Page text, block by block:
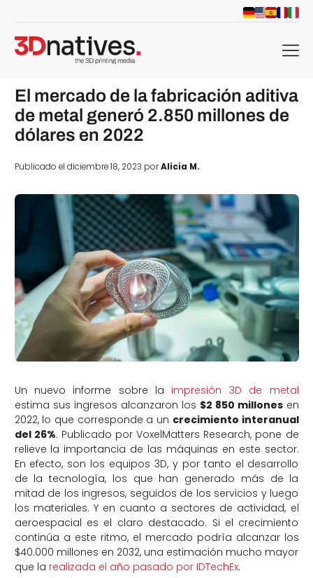
menu
El mercado de la fabricación aditiva
de metal generó 2.850 millones de
dólares en 2022
Publicado el diciembre 18, 2023 porAlicia M.
Un nuevo informe sobre la impresión 3D de metal
estima sus ingresos alcanzaron los $2 850 millonesen
2022, lo que corresponde a un crecimiento interanual
del 26%. Publicado por VoxelMatters Research, pone de
relieve la importancia de las máquinas en este sector.
En efecto, son los equipos 3D, y por tanto el desarrollo
de la tecnología, los que han generado más de la
mitad de los ingresos, seguidos de los servicios y luego
los materiales. Y en cuanto a sectores de actividad, el
aeroespacial es el claro destacado. Si el crecimiento
continúa a este ritmo, el mercado podría alcanzar los
$40.000 millones en 2032, una estimación mucho mayor
que la realizada el año pasado por IDTechEx.